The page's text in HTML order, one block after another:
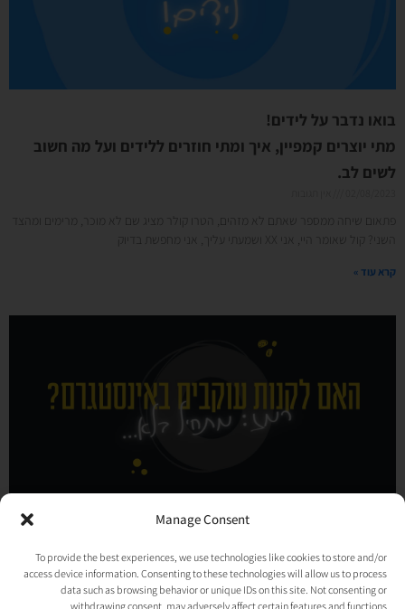
Manage Consent
To provide the best experiences, we use technologies like cookies to store and/or
access device information. Consenting to these technologies will allow us to process
data such as browsing behavior or unique IDs on this site. Not consenting or
withdrawing consent, may adversely affect certain features and functions.
בואו נדבר על לידים!
מתי יוצרים קמפיין, איך ומתי חוזרים ללידים ועל מה חשוב
לשים לב.
פתאום שיחה ממספר שאתם לא מזהים, הטרו קולר מציג שם לא מוכר, מרימים ומהצד
השני? קול שאומר היי, אני XX ושמעתי עליך, אני מחפשת בדיוק
קרא עוד »
27/07/2023 אין תגובות
אני מאמינה באיכות ולא בכמות. הארון שלי לא ענק, אין לי מיליון תיקים, אני לא קונה